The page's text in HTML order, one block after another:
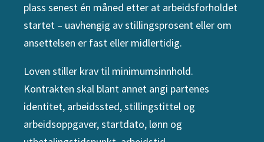
plass senest én måned etter at arbeidsforholdet
startet – uavhengig av stillingsprosent eller om
ansettelsen er fast eller midlertidig.
Loven stiller krav til minimumsinnhold.
Kontrakten skal blant annet angi partenes
identitet, arbeidssted, stillingstittel og
arbeidsoppgaver, startdato, lønn og